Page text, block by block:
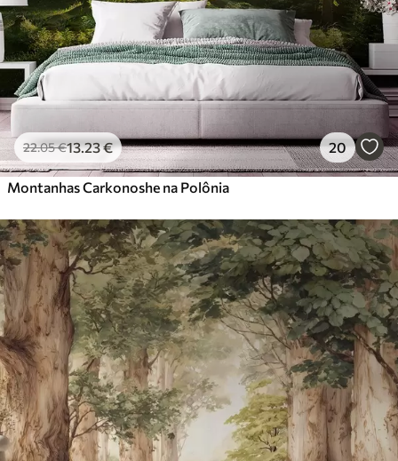
22.05€13.23€ 20
Montanhas Carkonoshe na Polônia